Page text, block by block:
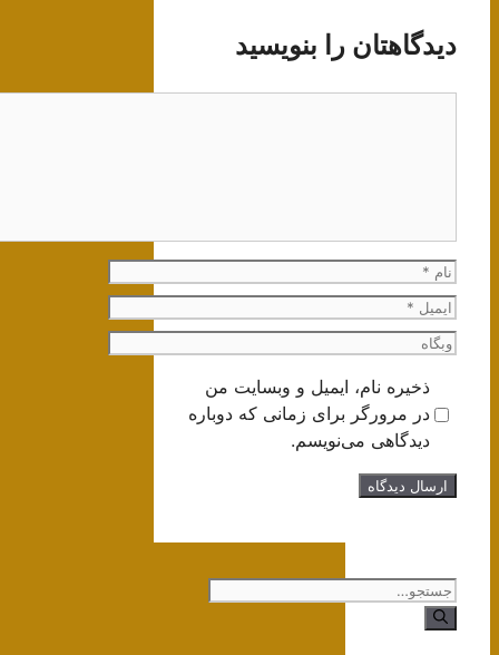
دیدگاهتان را بنویسید
نام
ایمیل
وبگاه
ذخیره نام، ایمیل و وبسایت من
در مرورگر برای زمانی که دوباره
دیدگاهی می‌نویسم.
جستجوی